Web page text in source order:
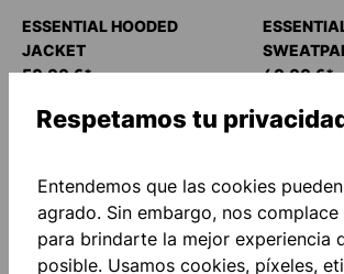
ESSENTIAL HOODED
JACKET
50,00 €*
40,00 €*
Respetamos tu
Entendemos que las cookies
agrado. Sin embargo, nos
para brindarte la mejor experiencia
posible. Usamos cookies, píxeles,